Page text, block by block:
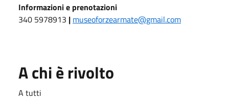
Informazioni e prenotazioni
340 5978913 | museoforzearmate@gmail.com
A chi è rivolto
A tutti